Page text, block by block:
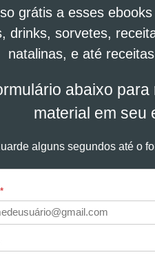
grátis a esses
drinks, sorvetes,
natalinas, e até
abaixo
material em seu
alguns segundos até o
*